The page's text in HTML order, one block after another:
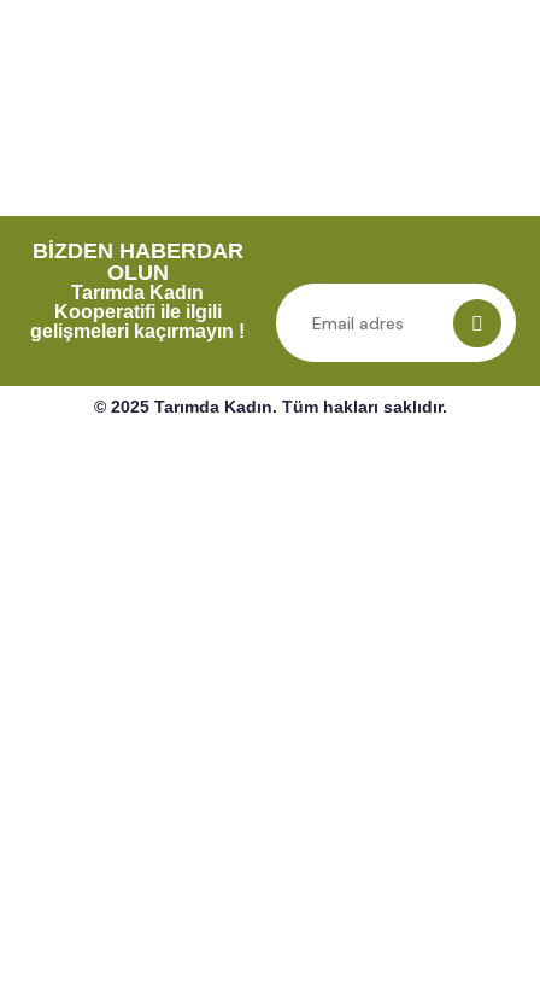
BİZDEN HABERDAR
OLUN
Tarımda Kadın
Kooperatifi ile ilgili
gelişmeleri kaçırmayın !
© 2025 Tarımda Kadın. Tüm hakları saklıdır.